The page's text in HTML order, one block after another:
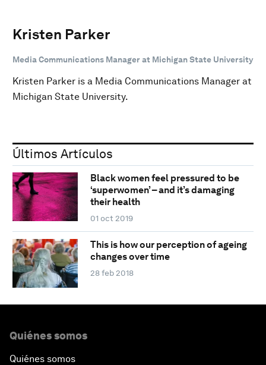
Kristen Parker
Media Communications Manager at Michigan State University
Kristen Parker is a Media Communications Manager at
Michigan State University.
Últimos Artículos
Black women feel pressured to be
‘superwomen’ – and it’s damaging
their health
01 oct 2019
This is how our perception of ageing
changes over time
28 feb 2018
Quiénes somos
Quiénes somos